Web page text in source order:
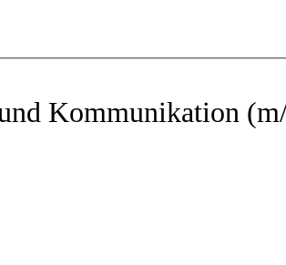
Kommunikation